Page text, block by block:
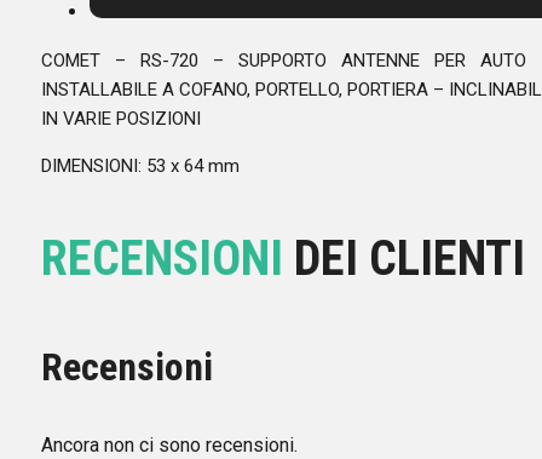
COMET – RS-720 – SUPPORTO ANTENNE PER AUTO
INSTALLABILE A COFANO, PORTELLO, PORTIERA –
IN VARIE POSIZIONI
DIMENSIONI: 53 x 64 mm
RECENSIONI DEI CLIENTI
Recensioni
Ancora non ci sono recensioni.